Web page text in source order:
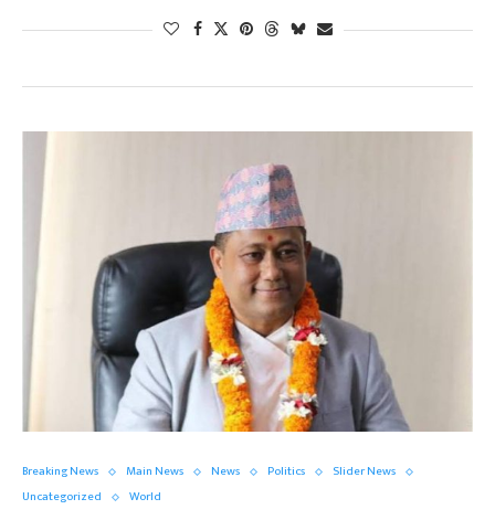
Breaking News Main News News Politics
Slider News
Uncategorized
World